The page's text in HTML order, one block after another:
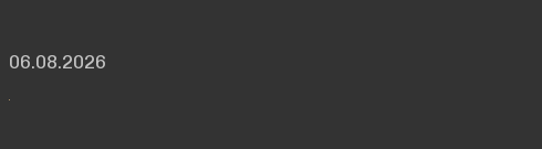
06.08.2026